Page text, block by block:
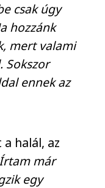
csak úgy
hozzánk
mert valami
Sokszor
ennek az
halál, az
már
egy